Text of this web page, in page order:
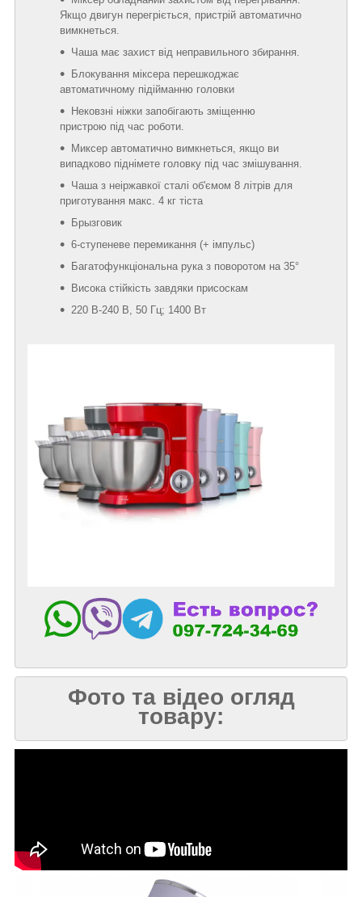
Якщо двигун перегріється, пристрій автоматично
вимкнеться.
Чаша має захист від неправильного збирання.
Блокування міксера перешкоджає
автоматичному підійманню головки
Нековзні ніжки запобігають зміщенню
пристрою під час роботи.
Миксер автоматично вимкнеться, якщо ви
випадково піднімете головку під час змішування.
Чаша з неіржавкої сталі об'ємом 8 літрів для
приготування макс. 4 кг тіста
Брызговик
6-ступеневе перемикання (+ імпульс)
Багатофункціональна рука з поворотом на 35°
Висока стійкість завдяки присоскам
220 В-240 В, 50 Гц; 1400 Вт
Фото та відео огляд
товару: